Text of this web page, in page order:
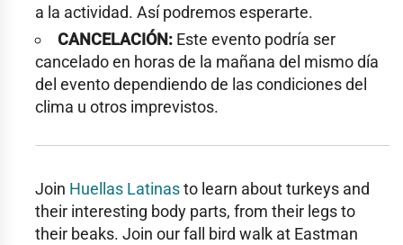
a la actividad. Así podremos esperarte.
CANCELACIÓN: Este evento podría ser
cancelado en horas de la mañana del mismo día
del evento dependiendo de las condiciones del
clima u otros imprevistos.
Join Huellas Latinasto learn about turkeys and
their interesting body parts, from their legs to
their beaks. Join our fall bird walk at Eastman